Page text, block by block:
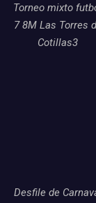
Torneo mixto
7 8M Las Torres
Cotillas3
Desfile de